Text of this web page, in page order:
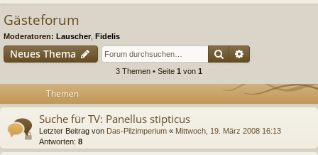
riff
Gästeforum
Moderatoren: Lauscher Fidelis
Neues Thema Suche
3 Themen • Seite 1 von 1
Themen
Suche für TV: Panellus stipticus
Letzter Beitrag von Das-Pilzimperium « Mittwoch, 19. März 2008 16:13
Antworten: 8